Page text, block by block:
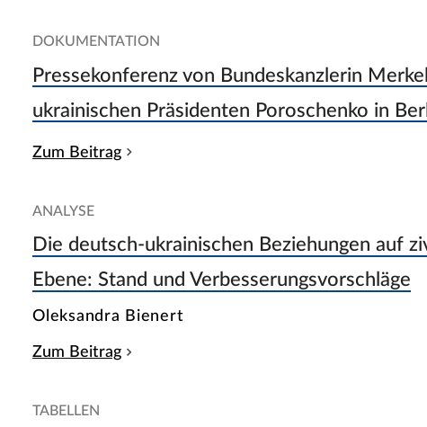
DOKUMENTATION
Pressekonferenz von Bundeskanzlerin
ukrainischen Präsidenten Poroschenko in
Zum Beitrag
ANALYSE
Die deutsch-ukrainischen Beziehungen auf
Ebene: Stand und Verbesserungsvorschläge
Oleksandra Bienert
Zum Beitrag
TABELLEN